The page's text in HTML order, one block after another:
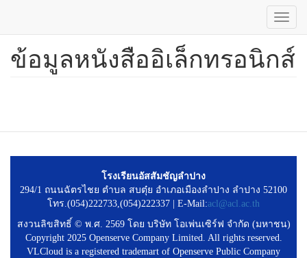
ข้าม
ข้อมูลหนังสืออิเล็กทรอนิกส์
โรงเรียนอัสสัมชัญลำปาง
294/1 ถนนฉัตรไชย ตำบล สบตุ๋ย อำเภอเมืองลำปาง ลำปาง 52100
โทร.(054)222733,(054)222337 | E-Mail:acl@acl.ac.th
สงวนลิขสิทธิ์ © พ.ศ. 2569 โดย บริษัท โอเพ่นเซิร์ฟ จำกัด (มหาชน)
Copyright 2025 Openserve Company Limited. All rights reserved.
VLCloud is a registered trademart of Openserve Public Company